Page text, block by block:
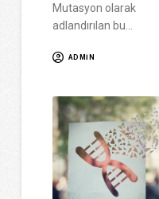
Mutasyon olarak
adlandırılan bu…
ADMIN